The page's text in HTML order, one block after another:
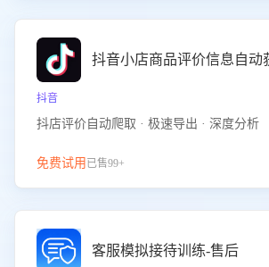
抖音小店商品评价信息自动
抖音
抖店评价自动爬取 · 极速导出 · 深度分析
免费试用 已售99+
客服模拟接待训练-售后